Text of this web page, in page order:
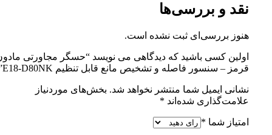
نقد و بررسی‌ها
هنوز بررسی‌ای ثبت نشده است.
اولین کسی باشید که دیدگاهی می نویسد “حسگر مجاورتی
قرمز – سنسور فاصله و تشخیص مانع قابل تنظیم E18-D80NK”
نشانی ایمیل شما منتشر نخواهد شد. بخش‌های موردنیاز
علامت‌گذاری شده‌اند *
امتیاز شما *